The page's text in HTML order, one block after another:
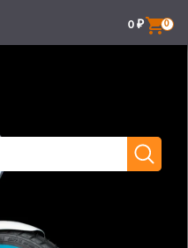
0
0 ₽